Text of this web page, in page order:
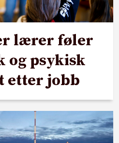
lærer føler
og psykisk
etter jobb